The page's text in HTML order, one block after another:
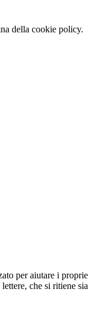
della cookie policy.
per aiutare i
che si ritiene